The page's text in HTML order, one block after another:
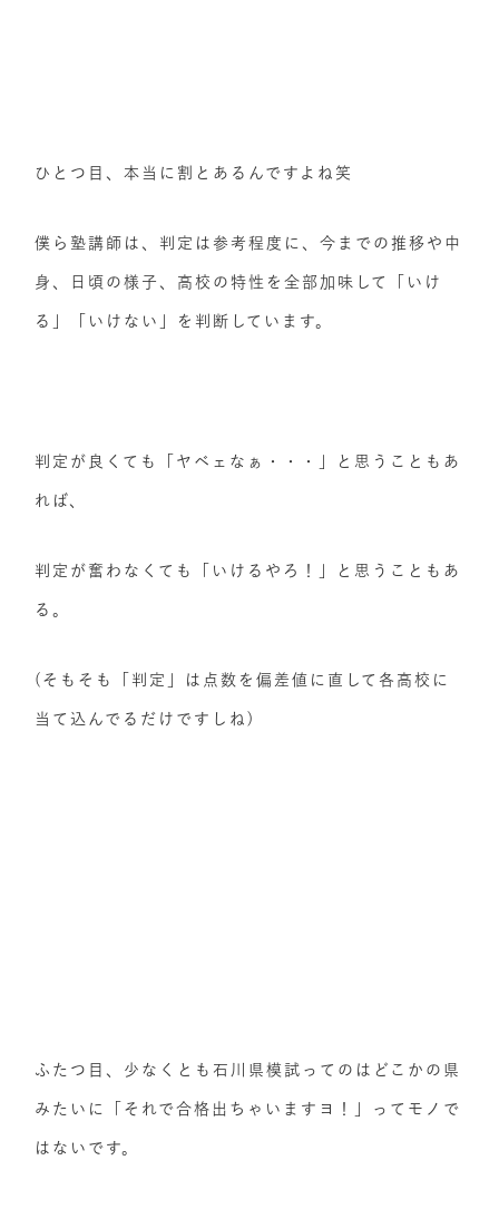
ひとつ目、本当に割とあるんですよね笑
僕ら塾講師は、判定は参考程度に、今までの推移や中
身、日頃の様子、高校の特性を全部加味して「いけ
る」「いけない」を判断しています。
判定が良くても「ヤベェなぁ・・・」と思うこともあ
れば、
判定が奮わなくても「いけるやろ！」と思うこともあ
る。
(そもそも「判定」は点数を偏差値に直して各高校に
当て込んでるだけですしね)
ふたつ目、少なくとも石川県模試ってのはどこかの県
みたいに「それで合格出ちゃいますヨ！」ってモノで
はないです。